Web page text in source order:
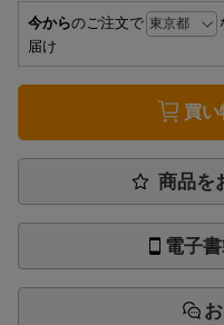
今からのご注文で
届け
買い
商品を
電子